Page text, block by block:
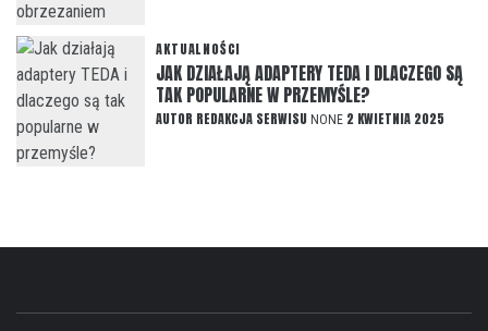
AKTUALNOŚCI
JAK DZIAŁAJĄ ADAPTERY TEDA I DLACZEGO SĄ
TAK POPULARNE W PRZEMYŚLE?
AUTOR REDAKCJA SERWISU NONE 2 KWIETNIA 2025